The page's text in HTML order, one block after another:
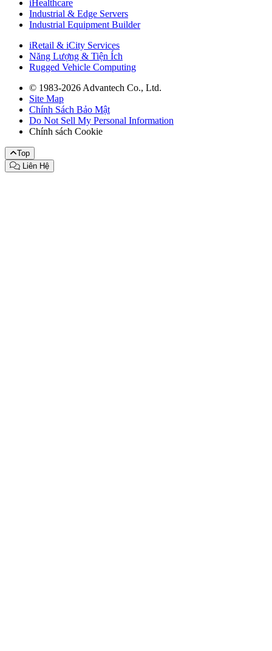
iHealthcare
Industrial & Edge Servers
Industrial Equipment Builder
iRetail & iCity Services
Năng Lượng & Tiện Ích
Rugged Vehicle Computing
© 1983-2026 Advantech Co., Ltd.
Site Map
Chính Sách Bảo Mật
Do Not Sell My Personal Information
Chính sách Cookie
Top
Liên Hệ